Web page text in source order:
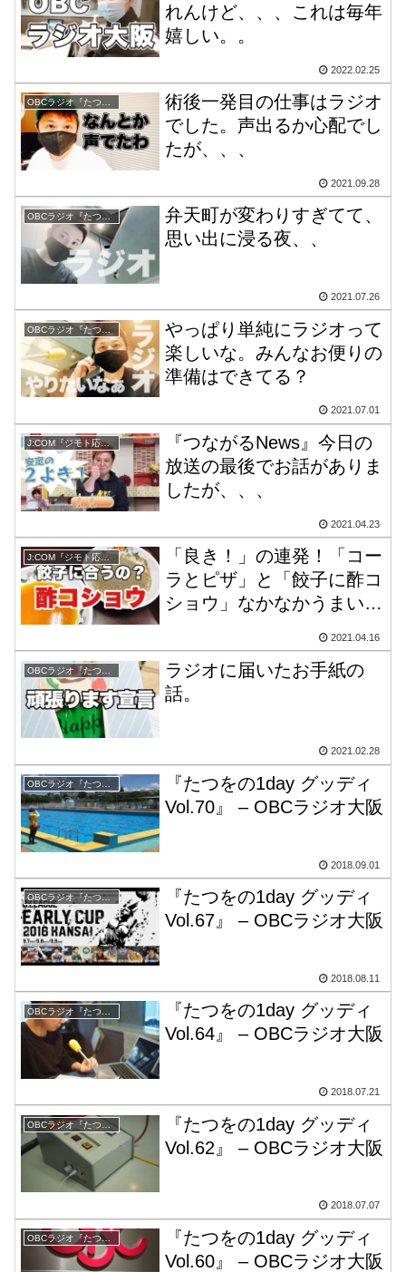
れんけど、、、これは毎年
嬉しい。。
2022.02.25
OBCラジオ『たつをの1day グッディ』
術後一発目の仕事はラジオ
でした。声出るか心配でし
たが、、、
2021.09.28
OBCラジオ『たつをの1day グッディ』
弁天町が変わりすぎてて、
思い出に浸る夜、、
2021.07.26
OBCラジオ『たつをの1day グッディ』
やっぱり単純にラジオって
楽しいな。みんなお便りの
準備はできてる？
2021.07.01
J:COM『ジモト応援 大阪つながるNews』
『つながるNews』今日の
放送の最後でお話がありま
したが、、、
2021.04.23
J:COM『ジモト応援 大阪つながるNews』
「良き！」の連発！「コー
ラとピザ」と「餃子に酢コ
ショウ」なかなかうまい
2021.04.16
ラジオに届いたお手紙の
話。
2021.02.28
『たつをの1day グッディ
Vol.70』 – OBCラジオ大阪
2018.09.01
OBCラジオ『たつをの1day グッディ』
『たつをの1day グッディ
Vol.67』 – OBCラジオ大阪
2018.08.11
『たつをの1day グッディ
Vol.64』 – OBCラジオ大阪
2018.07.21
OBCラジオ『たつをの1day グッディ』
『たつをの1day グッディ
Vol.62』 – OBCラジオ大阪
2018.07.07
OBCラジオ『たつをの1day グッディ』
『たつをの1day グッディ
Vol.60』 – OBCラジオ大阪